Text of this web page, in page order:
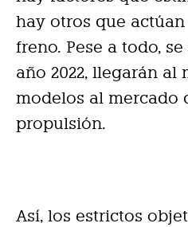
hay otros que
freno. Pese a todo,
año 2022, llegarán al
modelos al mercado
propulsión.
Así, los estrictos